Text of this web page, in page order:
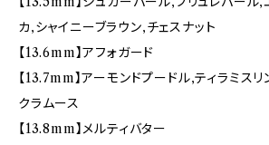
カ,シャイニーブラウン,チェスナット
【13.6mm】アフォガード
【13.7mm】アーモンドプードル,ティラミス
クラムース
【13.8mm】メルティバター